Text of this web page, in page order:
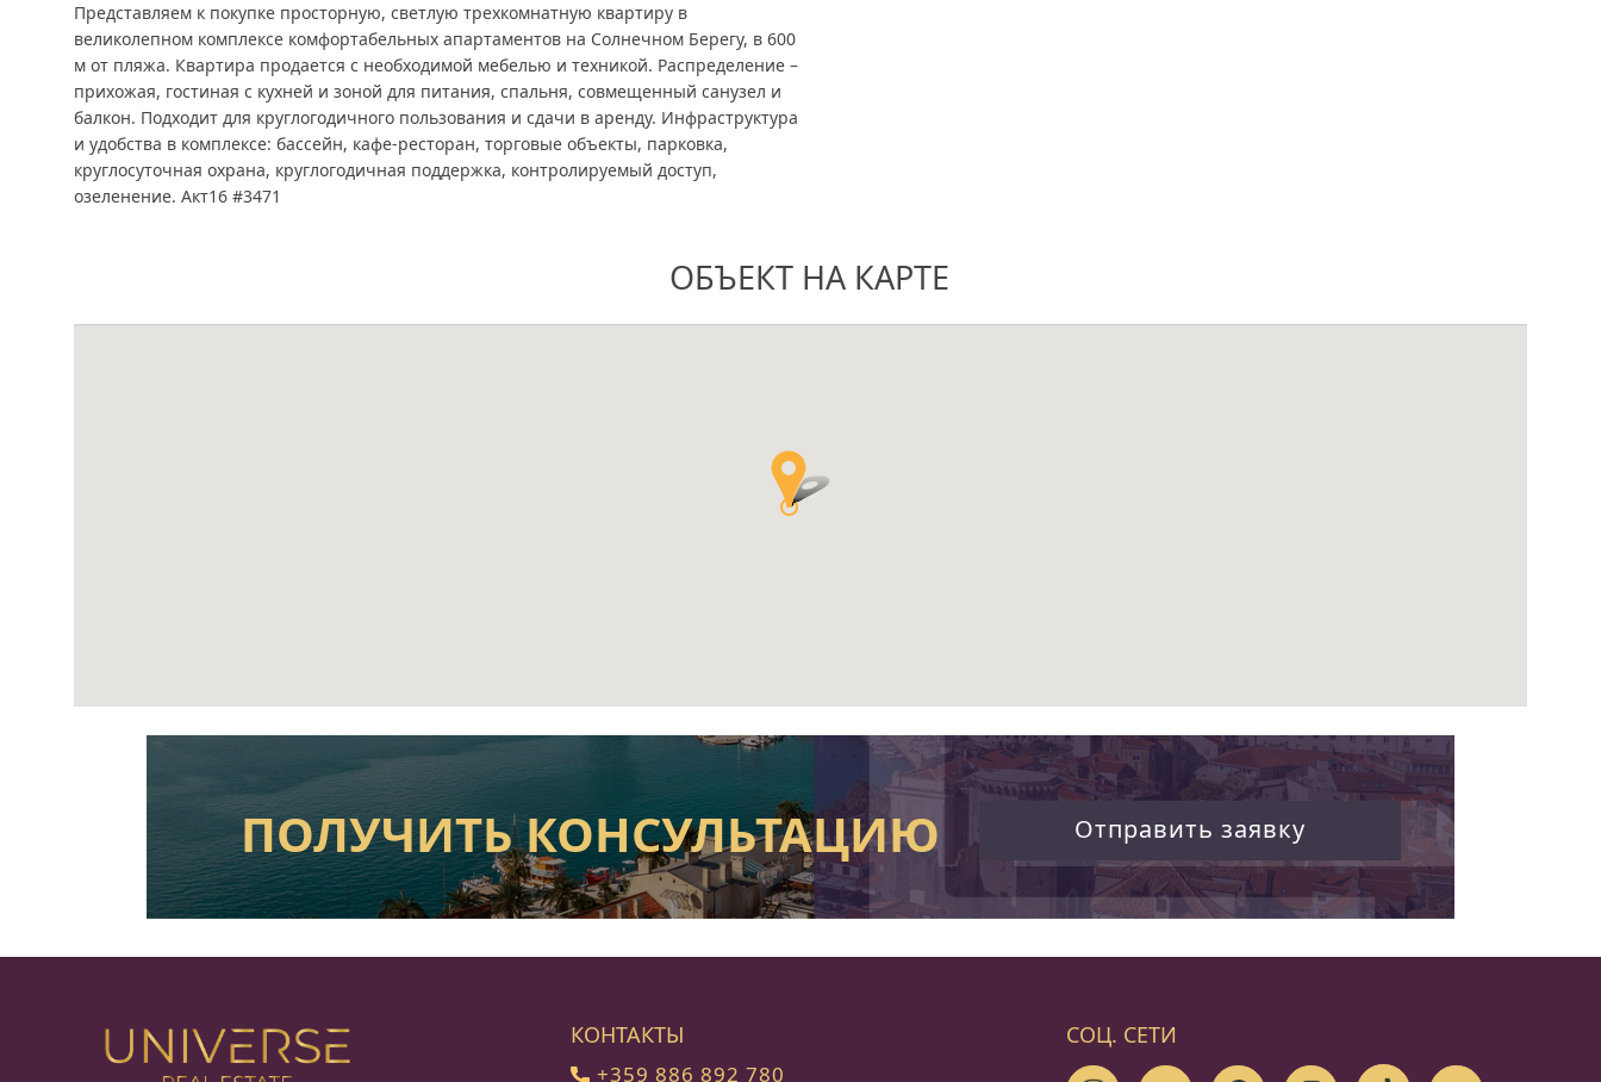
Представляем к покупке просторную, светлую трехкомнатную квартиру в
великолепном комплексе комфортабельных апартаментов на Солнечном Берегу, в 600
м от пляжа. Квартира продается с необходимой мебелью и техникой. Распределение –
прихожая, гостиная с кухней и зоной для питания, спальня, совмещенный санузел и
балкон. Подходит для круглогодичного пользования и сдачи в аренду. Инфраструктура
и удобства в комплексе: бассейн, кафе-ресторан, торговые объекты, парковка,
круглосуточная охрана, круглогодичная поддержка, контролируемый доступ,
озеленение. Акт16 #3471
ОБЪЕКТ НА КАРТЕ
ПОЛУЧИТЬ КОНСУЛЬТАЦИЮ Отправить заявку
КОНТАКТЫ
+359 886 892 780
СОЦ. СЕТИ